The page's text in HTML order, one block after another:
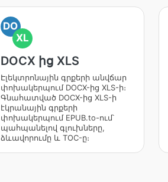
DO
XL
DOCX ից XLS
Էլեկտրոնային գրքերի անվճար
փոխակերպում DOCX-ից XLS-ի։
Գնահատված DOCX-ից XLS-ի
էկրանային գրքերի
փոխակերպում EPUB.to-ում՝
պահպանելով գլուխները,
ձևավորումը և TOC-ը։